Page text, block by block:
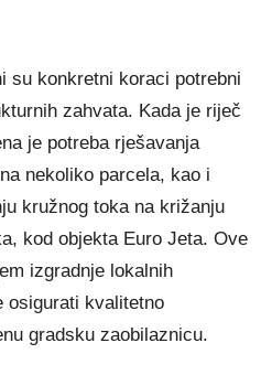
su konkretni koraci potrebni
zahvata. Kada je riječ
je potreba rješavanja
nekoliko parcela, kao i
kružnog toka na križanju
kod objekta Euro Jeta. Ove
izgradnje lokalnih
osigurati kvalitetno
gradsku zaobilaznicu.